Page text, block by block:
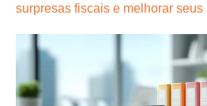
surpresas fiscais e melhorar seus